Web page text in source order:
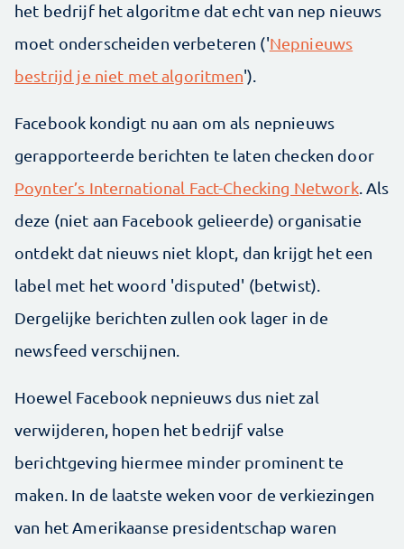
het bedrijf het algoritme dat echt van nep nieuws
moet onderscheiden verbeteren ('Nepnieuws
bestrijd je niet met algoritmen').
Facebook kondigt nu aan om als nepnieuws
gerapporteerde berichten te laten checken door
Poynter’s International Fact-Checking Network. Als
deze (niet aan Facebook gelieerde) organisatie
ontdekt dat nieuws niet klopt, dan krijgt het een
label met het woord 'disputed' (betwist).
Dergelijke berichten zullen ook lager in de
newsfeed verschijnen.
Hoewel Facebook nepnieuws dus niet zal
verwijderen, hopen het bedrijf valse
berichtgeving hiermee minder prominent te
maken. In de laatste weken voor de verkiezingen
van het Amerikaanse presidentschap waren